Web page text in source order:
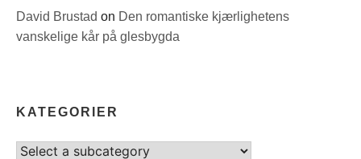
David Brustad on Den romantiske kjærlighetens
vanskelige kår på glesbygda
KATEGORIER
Select